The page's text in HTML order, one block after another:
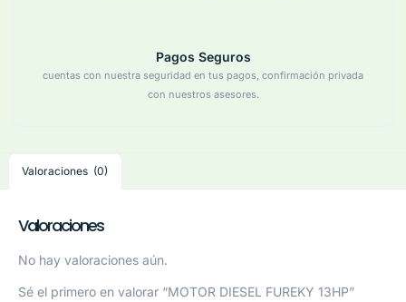
Pagos Seguros
cuentas con nuestra seguridad en tus pagos, confirmación privada
con nuestros asesores.
Valoraciones (0)
Valoraciones
No hay valoraciones aún.
Sé el primero en valorar “MOTOR DIESEL FUREKY 13HP”